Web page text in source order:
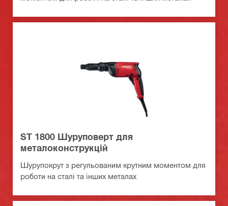
ST 1800 Шуруповерт для
металоконструкцій
Шурупокрут з регульованим крутним моментом для
роботи на сталі та інших металах